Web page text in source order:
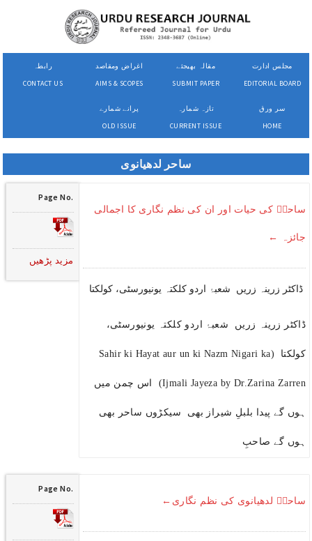
رابطہ
CONTACT US
اغراض ومقاصد
AIMS & SCOPES
مقالہ بھیجئے
SUBMIT PAPER
مجلس ادارت
EDITORIAL BOARD
پرانے شمارے
OLD ISSUE
تازہ شمارہ
CURRENT ISSUE
سر ورق
HOME
ساحر لدھیانوی
ساحرؔ کی حیات اور ان کی نظم نگاری کا اجمالی
جائزہ ←
ڈاکٹر زرینہ زریں شعبۂ اردو کلکتہ یونیورسٹی،
کولکتا (Sahir ki Hayat aur un ki Nazm Nigari ka
Ijmali Jayeza by Dr.Zarina Zarren) اس چمن میں
ہوں گے پیدا بلبلِ شیراز بھی سیکڑوں ساحر بھی
ہوں گے صاحبِ
Page No.
مزید پڑھیں
ساحرؔ لدھیانوی کی نظم نگاری←
Page No.